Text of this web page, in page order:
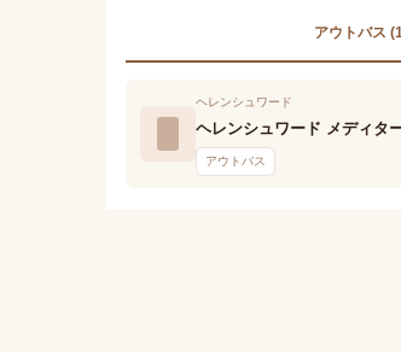
アウトバス
ヘレンシュワード
ヘレンシュワード メディタ
アウトバス